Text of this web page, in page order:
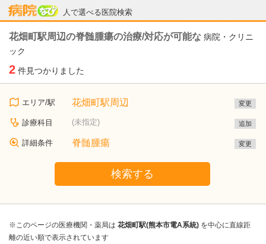
人で選べる医院検索
病院なび
花畑町駅周辺の脊髄腫瘍の治療/対応が可能な 病院・クリニ
ック
2 件見つかりました
エリア/駅 花畑町駅周辺 変更
診療科目 (未指定) 追加
詳細条件 脊髄腫瘍 変更
検索する
※このページの医療機関・薬局は 花畑町駅(熊本市電A系統) を中心に直線距
離の近い順で表示されています